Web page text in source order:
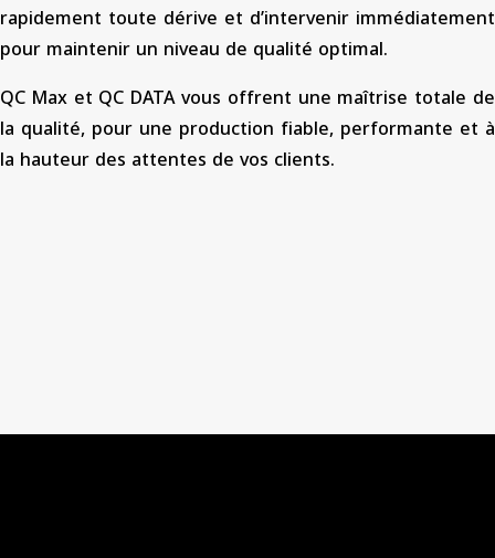
rapidement toute dérive et d’intervenir immédiatement
pour maintenir un niveau de qualité optimal.
QC Max et QC DATA vous offrent une maîtrise totale de
la qualité, pour une production fiable, performante et à
la hauteur des attentes de vos clients.